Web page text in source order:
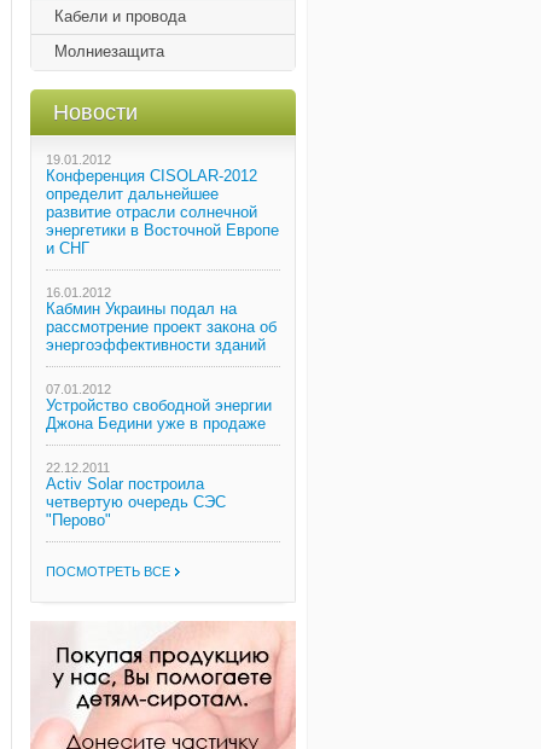
Кабели и провода
Молниезащита
Новости
19.01.2012
Конференция CISOLAR-2012
определит дальнейшее
развитие отрасли солнечной
энергетики в Восточной Европе
и СНГ
16.01.2012
Кабмин Украины подал на
рассмотрение проект закона об
энергоэффективности зданий
07.01.2012
Устройство свободной энергии
Джона Бедини уже в продаже
22.12.2011
Activ Solar построила
четвертую очередь СЭС
"Перово"
ПОСМОТРЕТЬ ВСЕ